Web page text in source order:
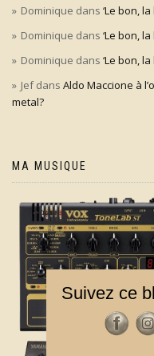
Dominique dans ‘Le bon,
Dominique dans ‘Le bon,
Dominique dans ‘Le bon,
Jefdans Aldo Maccione à
metal?
MA MUSIQUE
Suivez ce